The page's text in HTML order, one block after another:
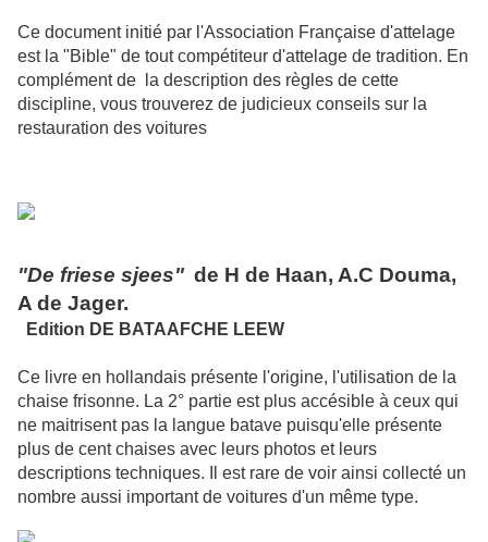
Ce document initié par l'Association Française d'attelage
est la "Bible" de tout compétiteur d'attelage de tradition. En
complément de la description des règles de cette
discipline, vous trouverez de judicieux conseils sur la
restauration des voitures
"De friese sjees" de H de Haan, A.C Douma,
A de Jager.
Edition DE BATAAFCHE LEEW
Ce livre en hollandais présente l'origine, l'utilisation de la
chaise frisonne. La 2° partie est plus accésible à ceux qui
ne maitrisent pas la langue batave puisqu'elle présente
plus de cent chaises avec leurs photos et leurs
descriptions techniques. Il est rare de voir ainsi collecté un
nombre aussi important de voitures d'un même type.